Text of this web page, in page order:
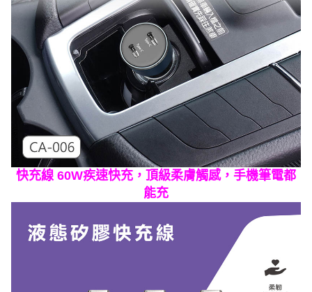
快充線 60W疾速快充，頂級柔膚觸感，手機筆電都
能充